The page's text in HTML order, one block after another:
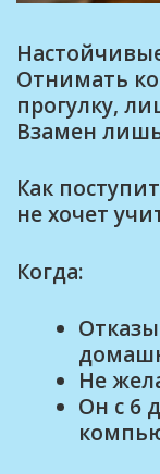
Отнимать
прогулку,
Взамен
Как
не хочет
Когда:
Не
Он с 6